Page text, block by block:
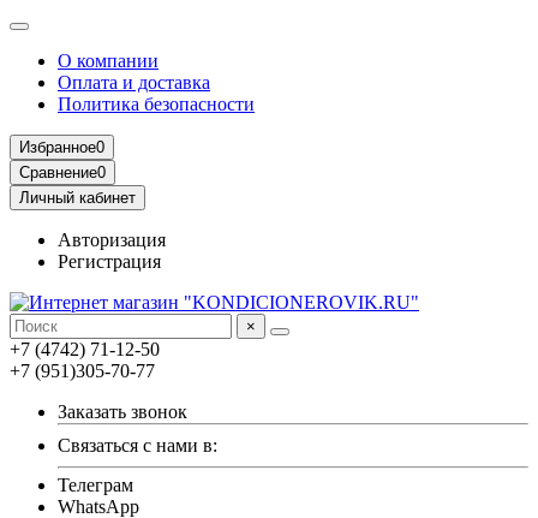
О компании
Оплата и доставка
Политика безопасности
Избранное0
Сравнение0
Личный кабинет
Авторизация
Регистрация
×
+7 (4742) 71-12-50
+7 (951)305-70-77
Заказать звонок
Связаться с нами в:
Телеграм
WhatsApp